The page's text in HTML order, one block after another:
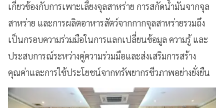
เกี่ยวข้องกับการเพาะเลี้ยงจุลสาหร่าย การสกัดน้ำมันจากจุล
สาหร่าย และการผลิตอาหารสัตว์จากกากจุลสาหร่ายรวมถึง
เป็นกรอบความร่วมมือในการแลกเปลี่ยนข้อมูล ความรู้ และ
ประสบการณ์ระหว่างคู่ความร่วมมือและส่งเสริมการสร้าง
คุณค่าและการใช้ประโยชน์จากทรัพยากรชีวภาพอย่างยั่งยืน